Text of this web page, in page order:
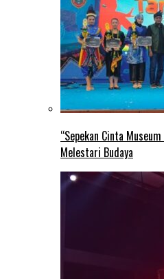
“Sepekan Cinta
Melestari Budaya